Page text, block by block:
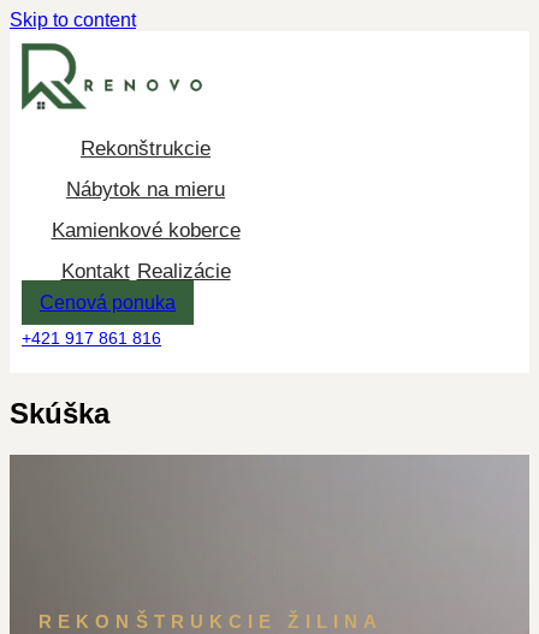
Skip to content
Rekonštrukcie
Nábytok na mieru
Kamienkové koberce
Kontakt Realizácie
Cenová ponuka
+421 917 861 816
Skúška
REKONŠTRUKCIE ŽILINA